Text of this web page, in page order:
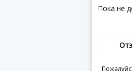
Пока не